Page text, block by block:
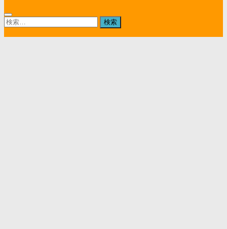
検
索: